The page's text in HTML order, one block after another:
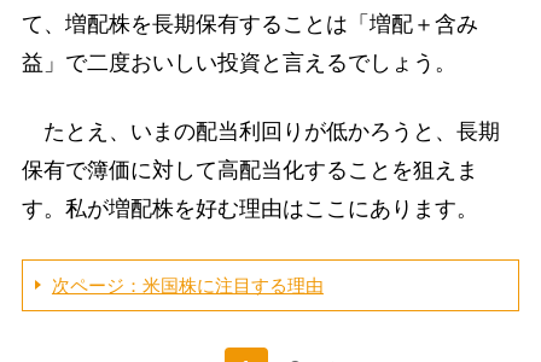
て、増配株を長期保有することは「増配＋含み
益」で二度おいしい投資と言えるでしょう。
たとえ、いまの配当利回りが低かろうと、長期
保有で簿価に対して高配当化することを狙えま
す。私が増配株を好む理由はここにあります。
次ページ：米国株に注目する理由